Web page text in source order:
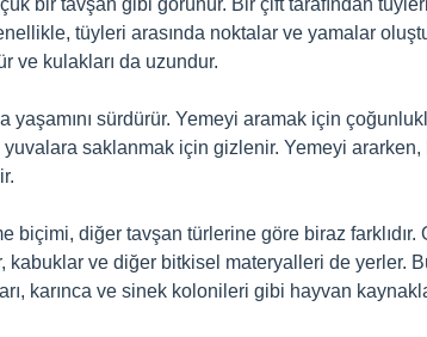
bir tavşan gibi görünür. Bir çift tarafından
tüyleri arasında noktalar ve yamalar
ve kulakları da uzundur.
yaşamını sürdürür. Yemeyi aramak için
saklanmak için gizlenir. Yemeyi ararken,
biçimi, diğer tavşan türlerine göre biraz farklıdır.
kabuklar ve diğer bitkisel materyalleri de yerler.
karınca ve sinek kolonileri gibi hayvan